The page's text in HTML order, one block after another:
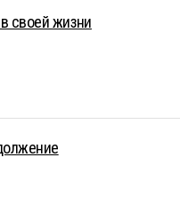
своей жизни